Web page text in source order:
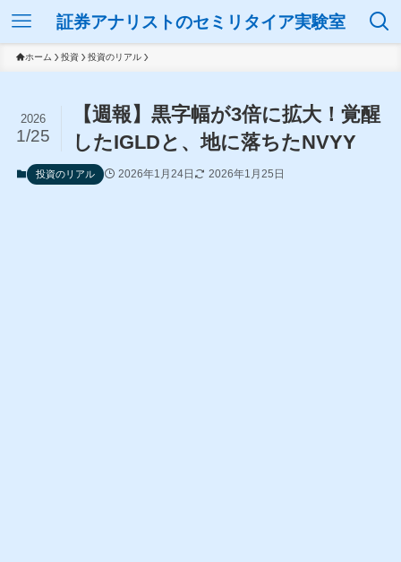
証券アナリストのセミリタイア実験室
ホーム 投資 投資のリアル
【週報】黒字幅が3倍に拡大！覚醒
したIGLDと、地に落ちたNVYY
2026
1/25
投資のリアル 2026年1月24日 2026年1月25日